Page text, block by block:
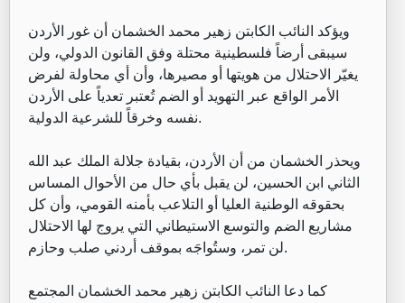
ويؤكد النائب الكابتن زهير محمد الخشمان أن غور الأردن
سيبقى أرضاً فلسطينية محتلة وفق القانون الدولي، ولن
يغيّر الاحتلال من هويتها أو مصيرها، وأن أي محاولة لفرض
الأمر الواقع عبر التهويد أو الضم تُعتبر تعدياً على الأردن
نفسه وخرقاً للشرعية الدولية.
ويحذر الخشمان من أن الأردن، بقيادة جلالة الملك عبد الله
الثاني ابن الحسين، لن يقبل بأي حال من الأحوال المساس
بحقوقه الوطنية العليا أو التلاعب بأمنه القومي، وأن كل
مشاريع الضم والتوسع الاستيطاني التي يروج لها الاحتلال
لن تمر، وستُواجَه بموقف أردني صلب وحازم.
كما دعا النائب الكابتن زهير محمد الخشمان المجتمع